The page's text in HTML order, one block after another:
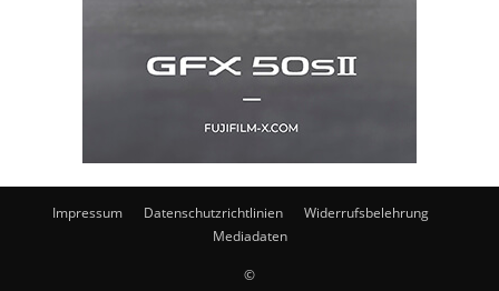
Impressum Datenschutzrichtlinien
Widerrufsbelehrung
Mediadaten
©